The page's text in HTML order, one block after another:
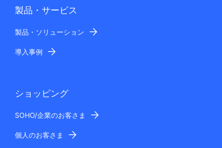
製品・サービス
製品・ソリューション
導入事例
ショッピング
SOHO/企業のお客さま
個人のお客さま